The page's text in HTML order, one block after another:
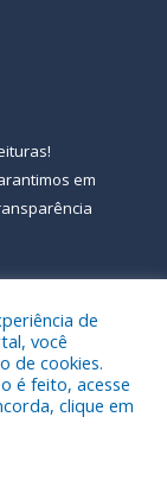
!
em
de Almeirim.
de
você
de cookies.
é feito, acesse
clique em